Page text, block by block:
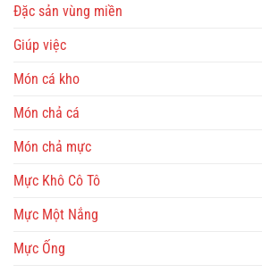
Đặc sản vùng miền
Giúp việc
Món cá kho
Món chả cá
Món chả mực
Mực Khô Cô Tô
Mực Một Nắng
Mực Ống